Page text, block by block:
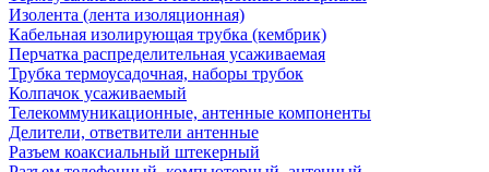
Изолента (лента изоляционная)
Кабельная изолирующая трубка (кембрик)
Перчатка распределительная усаживаемая
Трубка термоусадочная, наборы трубок
Колпачок усаживаемый
Телекоммуникационные, антенные компоненты
Делители, ответвители антенные
Разъем коаксиальный штекерный